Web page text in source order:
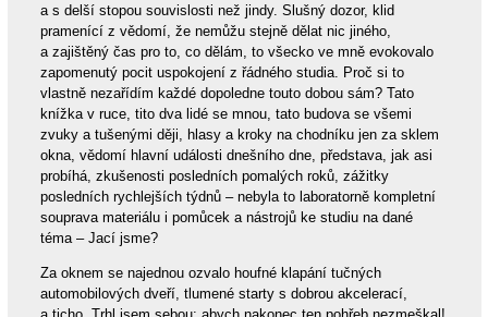
a s delší stopou souvislosti než jindy. Slušný dozor, klid
pramenící z vědomí, že nemůžu stejně dělat nic jiného,
a zajištěný čas pro to, co dělám, to všecko ve mně evokovalo
zapomenutý pocit uspokojení z řádného studia. Proč si to
vlastně nezařídím každé dopoledne touto dobou sám? Tato
knížka v ruce, tito dva lidé se mnou, tato budova se všemi
zvuky a tušenými ději, hlasy a kroky na chodníku jen za sklem
okna, vědomí hlavní události dnešního dne, představa, jak asi
probíhá, zkušenosti posledních pomalých roků, zážitky
posledních rychlejších týdnů – nebyla to laboratorně kompletní
souprava materiálu i pomůcek a nástrojů ke studiu na dané
téma – Jací jsme?
Za oknem se najednou ozvalo houfné klapání tučných
automobilových dveří, tlumené starty s dobrou akcelerací,